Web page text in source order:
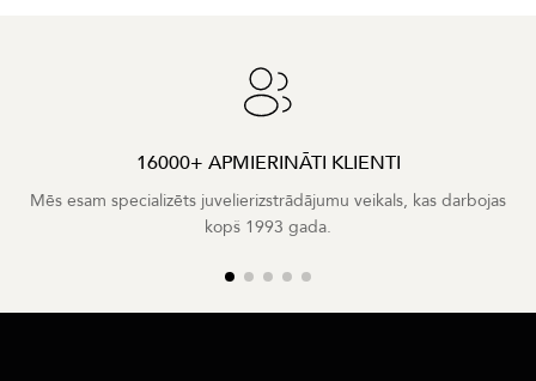
16000+ APMIERINĀTI KLIENTI
Mēs esam specializēts juvelierizstrādājumu veikals, kas darbojas
kopš 1993 gada.